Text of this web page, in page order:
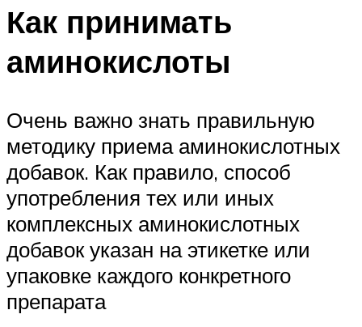
Как принимать
аминокислоты
Очень важно знать правильную
методику приема аминокислотных
добавок. Как правило, способ
употребления тех или иных
комплексных аминокислотных
добавок указан на этикетке или
упаковке каждого конкретного
препарата